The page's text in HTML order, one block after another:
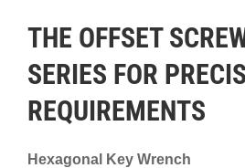
THE OFFSET
SERIES FOR
REQUIREMENTS
Hexagonal Key Wrench